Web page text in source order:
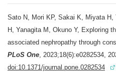
Sato N, Mori KP, Sakai K, Miyata
H, Yanagita M, Okuno Y, Exploring
associated nephropathy through
PLoS One, 2023;18(6):e0282534,
doi:10.1371/journal.pone.0282534